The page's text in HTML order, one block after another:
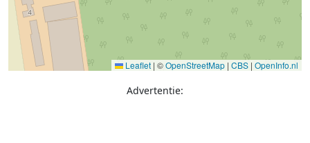
Leaflet | ©OpenStreetMap | CBS | OpenInfo.nl
Advertentie: